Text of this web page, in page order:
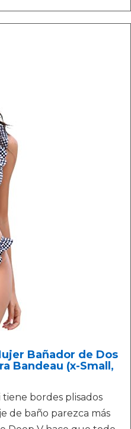
Bañador de Dos
Bandeau (x-Small,
tiene bordes plisados
de baño parezca más